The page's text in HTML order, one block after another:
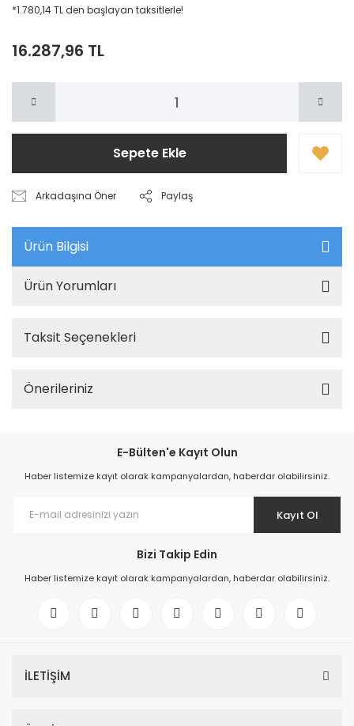
*1.780,14 TL den başlayan taksitlerle!
16.287,96 TL
Sepete Ekle
Arkadaşına Öner Paylaş
Ürün Bilgisi
Ürün Yorumları
Taksit Seçenekleri
Önerileriniz
E-Bülten'e Kayıt Olun
Haber listemize kayıt olarak kampanyalardan, haberdar olabilirsiniz.
Kayıt Ol
Bizi Takip Edin
Haber listemize kayıt olarak kampanyalardan, haberdar olabilirsiniz.
İLETİŞİM